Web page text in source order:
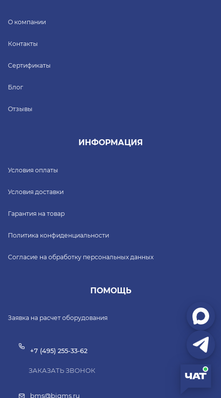
О компании
Контакты
Сертификаты
Блог
Отзывы
ИНФОРМАЦИЯ
Условия оплаты
Условия доставки
Гарантия на товар
Политика конфиденциальности
Согласие на обработку персональных данных
ПОМОЩЬ
Заявка на расчет оборудования
+7 (495) 255-33-62
ЗАКАЗАТЬ ЗВОНОК
bms@bigms.ru